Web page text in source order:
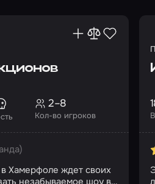
Кол-во игроков
2–8
Хамерфоле ждет своих